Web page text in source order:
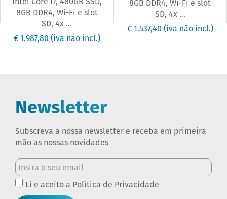
8GB DDR4, Wi-Fi e slot
SD, 4x ...
€ 1.987,80 (iva não incl.)
8GB DDR4, Wi-Fi e slot
SD, 4x ...
€ 1.537,40 (iva não incl.)
Newsletter
Subscreva a nossa newsletter e receba em primeira
mão as nossas novidades
Li e aceito a Política de Privacidade